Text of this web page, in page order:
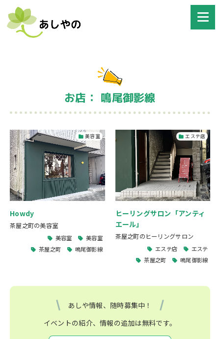
お店： 鳴尾御影線
美容室
Howdy
茶屋之町の美容室
美容室
美容室
茶屋之町
鳴尾御影線
エステ店
ヒーリングサロン「アンティ
エール」
茶屋之町のヒーリングサロン
エステ店
エステ
茶屋之町
鳴尾御影線
あしや情報、随時募集中！
イベントの紹介、情報の追加は無料です。